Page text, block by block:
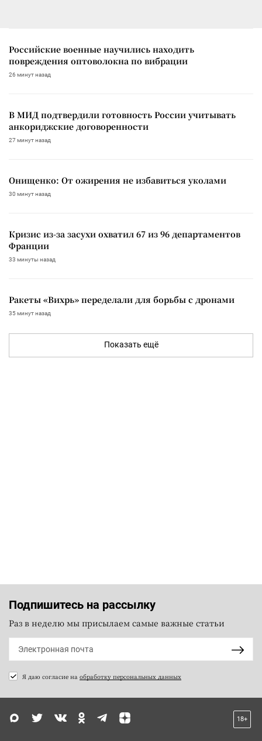
Российские военные научились находить
повреждения оптоволокна по вибрации
26 минут назад
В МИД подтвердили готовность России учитывать
анкориджские договоренности
27 минут назад
Онищенко: От ожирения не избавиться уколами
30 минут назад
Кризис из-за засухи охватил 67 из 96 департаментов
Франции
33 минуты назад
Ракеты «Вихрь» переделали для борьбы с дронами
35 минут назад
Показать ещё
Подпишитесь на рассылку
Раз в неделю мы присылаем самые важные статьи
Я даю согласие на обработку персональных данных
18+